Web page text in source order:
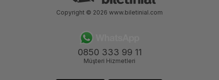
0850 333 99 11
Müşteri Hizmetleri
Copyright © 2026 www.biletinial.com